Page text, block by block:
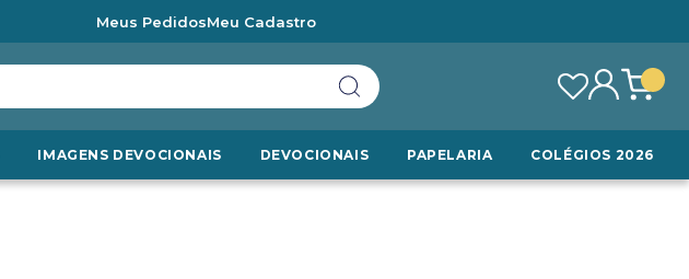
Meus PedidosMeu Cadastro
IMAGENS DEVOCIONAIS DEVOCIONAIS PAPELARIA COLÉGIOS 2026